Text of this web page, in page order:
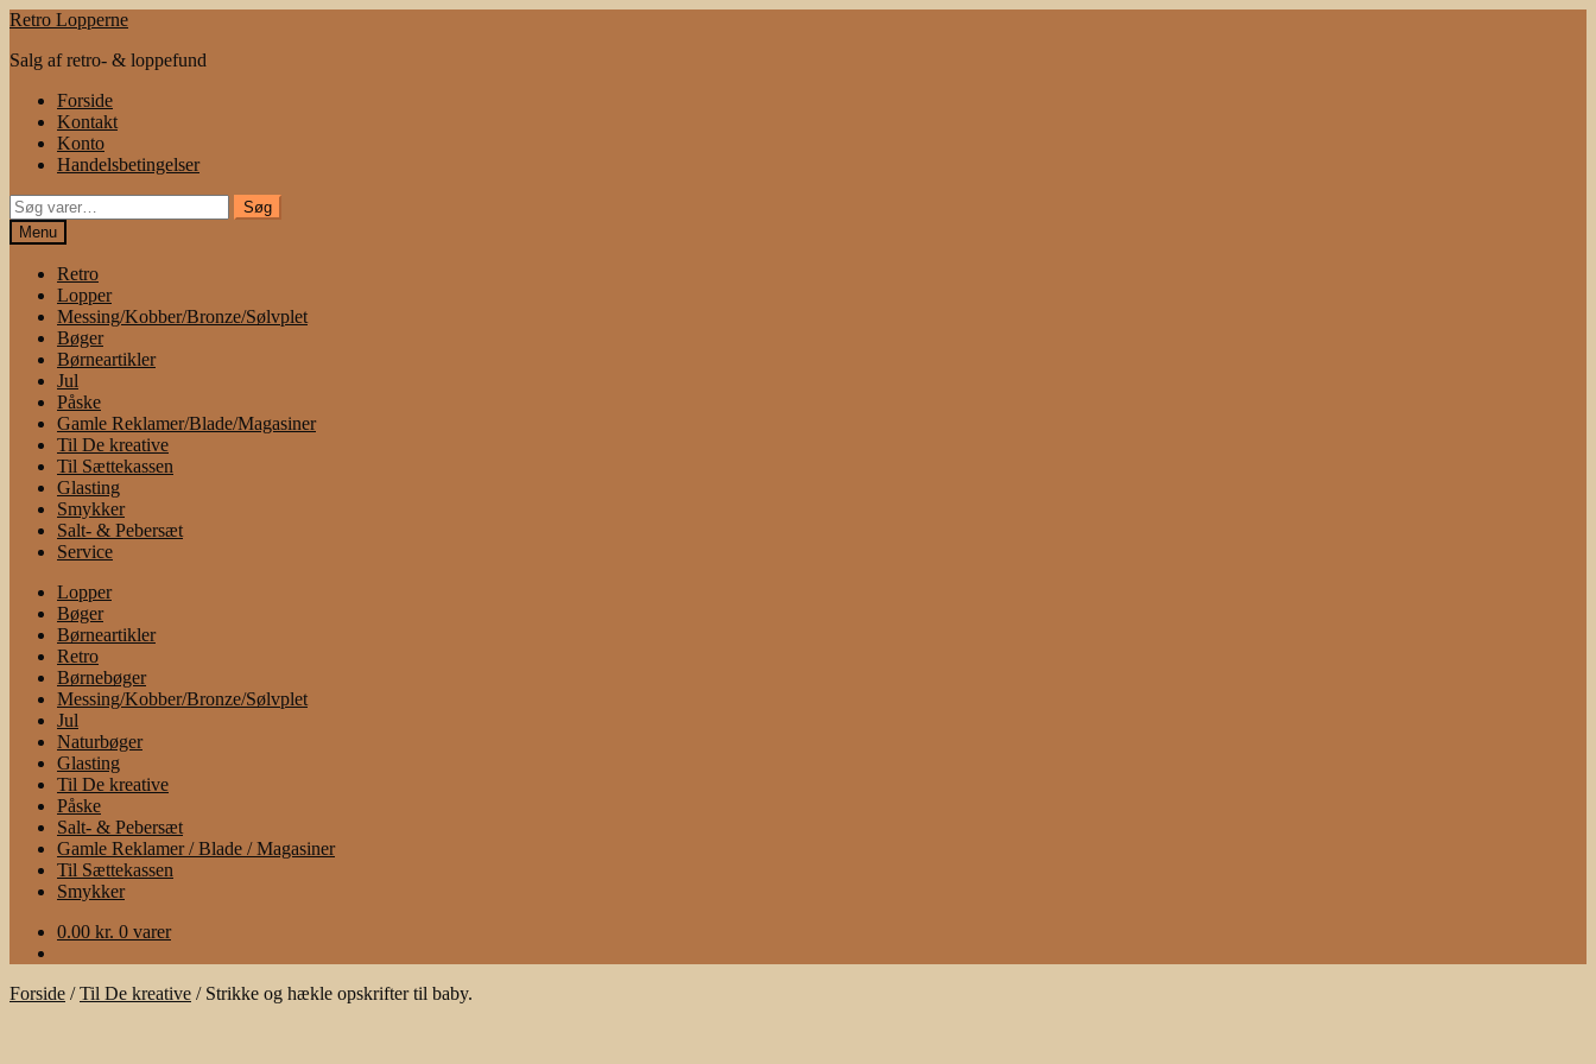
Spring
navigation
Spring
indhold
Retro Lopperne
Salg af retro- & loppefund
Forside
Kontakt
Konto
Handelsbetingelser
Søg
efter:
Søg
Menu
Retro
Lopper
Messing/Kobber/Bronze/Sølvplet
Bøger
Børneartikler
Jul
Påske
Gamle Reklamer/Blade/Magasiner
Til De kreative
Til Sættekassen
Glasting
Smykker
Salt- & Pebersæt
Service
Lopper
Bøger
Børneartikler
Retro
Børnebøger
Messing/Kobber/Bronze/Sølvplet
Jul
Naturbøger
Glasting
Til De kreative
Påske
Salt- & Pebersæt
Gamle Reklamer / Blade / Magasiner
Til Sættekassen
Smykker
0.00 kr. 0 varer
Forside /Til De kreative / Strikke og hækle opskrifter til baby.